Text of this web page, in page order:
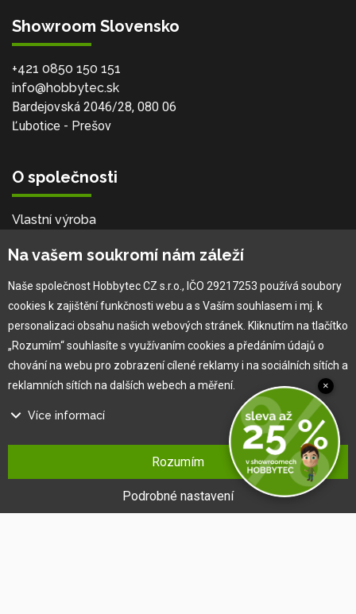
Showroom Slovensko
+421 0850 150 151
info@hobbytec.sk
Bardejovská 2046/28, 080 06
Ľubotice - Prešov
O společnosti
Vlastní výroba
O nás
Pro zákazníka
Obchodní podmínky
Věrnostní program
Jak na reklamaci
Výprodej
Na vašem soukromí nám záleží
Naše společnost Hobbytec CZ s.r.o., IČO 29217253 používá soubory
cookies k zajištění funkčnosti webu a s Vaším souhlasem i mj. k
personalizaci obsahu našich webových stránek. Kliknutím na tlačítko
„Rozumím“ souhlasíte s využívaním cookies a předáním údajů o
chování na webu pro zobrazení cílené reklamy i na sociálních sítích a
reklamních sítích na dalších webech a měření.
Více informací
Na našem webu používáme několik druhů kategorií cookies:
Ty jsou nezbytně nutné pro fungování webu a jeho funkcí, které se
rozhodnete využívat. Bez nich by náš web nefungoval, např. by nebylo
Rozumím
Podrobné nastavení
×